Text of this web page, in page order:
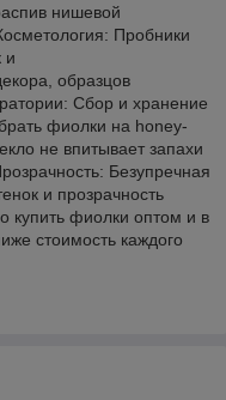
нишевой
Пробники
и
образцов
Сбор и хранение
фиолки на honey-
не впитывает запахи
Безупречная
и прозрачность
купить фиолки оптом и в
стоимость каждого